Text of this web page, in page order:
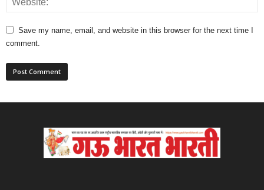
Save my name, email, and website in this browser for the next time I
comment.